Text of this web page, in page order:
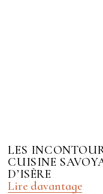
LES
CUISINE
D’ISÈRE
Lire davantage